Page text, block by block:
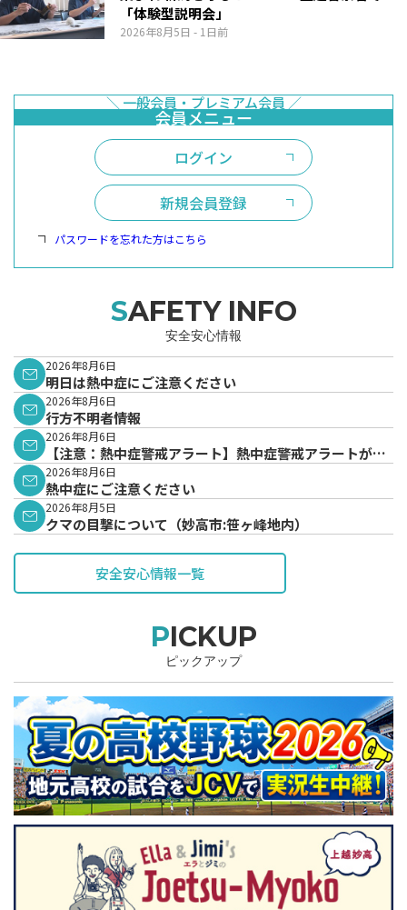
2026年8月5日 - 1日前
「体験型説明会」
ログイン
新規会員登録
パスワードを忘れた方はこちら
SAFETY INFO
安全安心情報
2026年8月6日
明日は熱中症にご注意ください
2026年8月6日
行方不明者情報
2026年8月6日
【注意：熱中症警戒アラート】熱中症警戒アラートが発
表されています。
2026年8月6日
熱中症にご注意ください
2026年8月5日
クマの目撃について（妙高市:笹ヶ峰地内）
安全安心情報一覧
PICKUP
ピックアップ